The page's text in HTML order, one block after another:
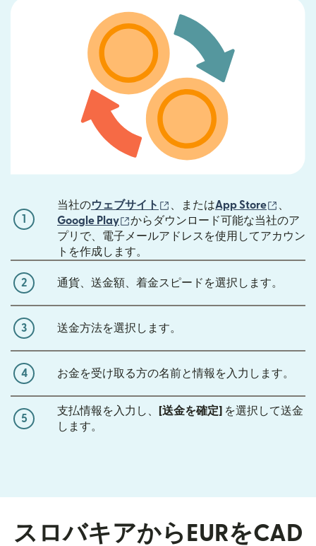
1
当社のウェブサイト （別ウィンドウで開きます）
、またはApp Store
Google Play
（別ウィンドウで開きます）
からダウンロード可能な当社のア
プリで、電子メールアドレスを使用してアカウン
トを作成します。
2 通貨、送金額、着金スピードを選択します。
3 送金方法を選択します。
4 お金を受け取る方の名前と情報を入力します。
5
支払情報を入力し、 [送金を確定] を選択して送金
します。
スロバキアからEURをCAD